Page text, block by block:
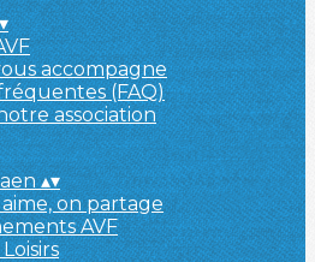
▾
accompagne
(FAQ)
association
▴▾
aime, on partage
AVF